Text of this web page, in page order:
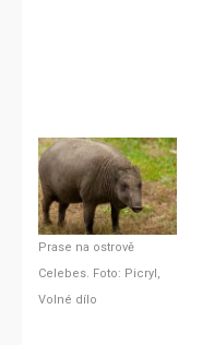
Prase na ostrově
Celebes. Foto: Picryl,
Volné dílo